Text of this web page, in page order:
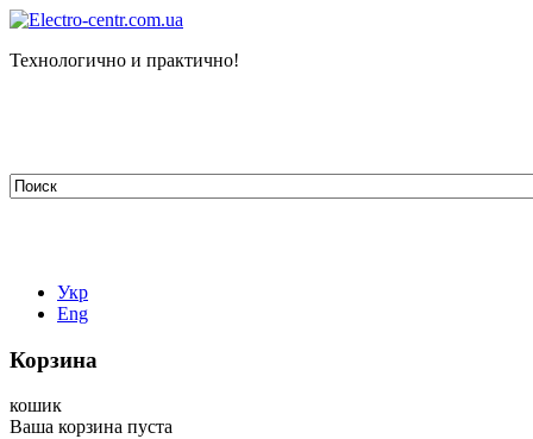
Технологично и практично!
Укр
Eng
Корзина
кошик
Ваша корзина пуста